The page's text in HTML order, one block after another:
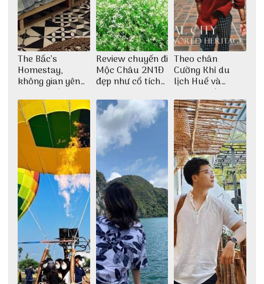
The Bấc’s
Homestay,
không gian yên
bình tại Hòn Sơn
Review chuyến đi
Mộc Châu 2N1Đ
đẹp như cổ tích
Thu Hà
Theo chân
Cường Khỉ du
lịch Huế và
check-in đúng
những góc chụp
đẹp